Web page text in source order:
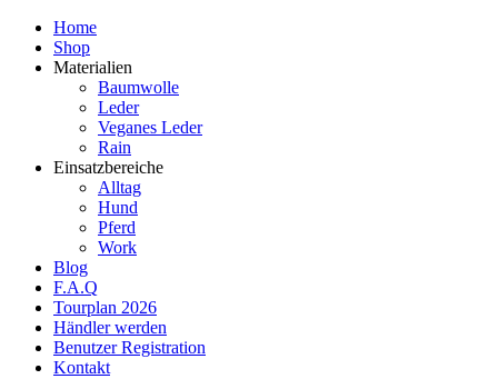
Home
Shop
Materialien
Baumwolle
Leder
Veganes Leder
Rain
Einsatzbereiche
Alltag
Hund
Pferd
Work
Blog
F.A.Q
Tourplan 2026
Händler werden
Benutzer Registration
Kontakt